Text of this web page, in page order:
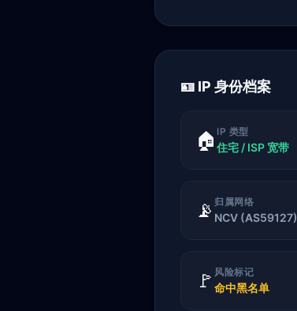
🪪 IP 身份档案
🏠 IP 类型
住宅 / ISP 宽带
📡 归属网络
NCV (AS59127)
🚩 风险标记
命中黑名单